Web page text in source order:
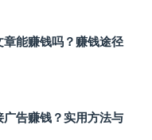
能赚钱吗？赚钱途径
告赚钱？实用方法与